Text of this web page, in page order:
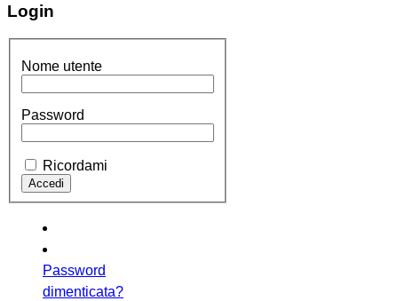
Login
Nome utente
Password
Ricordami
Password
dimenticata?